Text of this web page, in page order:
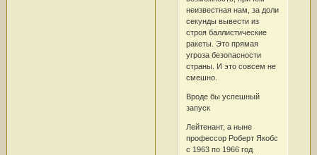
неизвестная нам, за доли
секунды вывести из
строя баллистические
ракеты. Это прямая
угроза безопасности
страны. И это совсем не
смешно.
Вроде бы успешный
запуск
Лейтенант, а ныне
профессор Роберт Якобс
с 1963 по 1966 год